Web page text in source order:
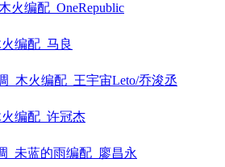
火编配_OneRepublic
编配_马良
_木火编配_王宇宙Leto/乔浚丞
编配_许冠杰
_未蓝的雨编配_廖昌永